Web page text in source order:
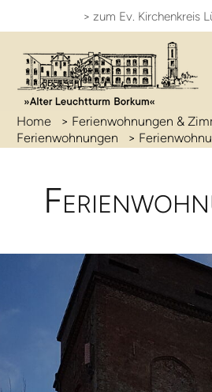
> zum Ev. Kirchenkreis
Home > Ferienwohnungen &
Ferienwohnungen
>